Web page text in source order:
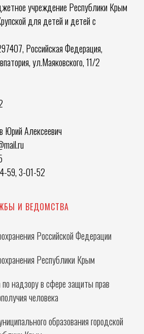
учреждение Республики Крым
для детей и детей с
Российская Федерация,
ул.Маяковского, 11/2
Юрий Алексеевич
59, 3-01-52
И ВЕДОМСТВА
Российской Федерации
Республики Крым
надзору в сфере защиты прав
человека
образования городской